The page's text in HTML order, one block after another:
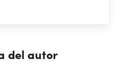
del autor